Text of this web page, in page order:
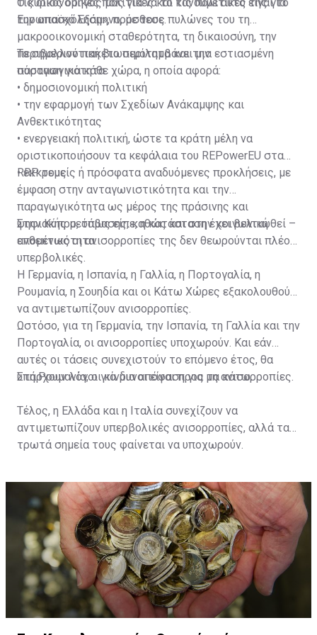
την απασχόληση», πρόσθεσε.
Ευρωπαϊκό Εξάμηνο, με τους πυλώνες του τη
μακροοικονομική σταθερότητα, τη δικαιοσύνη, την
περιβαλλοντική βιωσιμότητα και την
παραγωγικότητα.
Το σημερινό πακέτο περιλαμβάνει μια εστιασμένη
σύσταση για κάθε χώρα, η οποία αφορά:
• δημοσιονομική πολιτική
• την εφαρμογή των Σχεδίων Ανάκαμψης και
Ανθεκτικότητας
• ενεργειακή πολιτική, ώστε τα κράτη μέλη να
οριστικοποιήσουν τα κεφάλαια του REPowerEU στα
RRP τους
• εκκρεμείς ή πρόσφατα αναδυόμενες προκλήσεις, με
έμφαση στην ανταγωνιστικότητα και την
παραγωγικότητα ως μέρος της πράσινης και
ψηφιακής μετάβασης, καθώς και στην κοινωνική
ανθεκτικότητα.
Στην Κύπρο, όπως είπε, η κατάσταση έχει βελτιωθεί –
επομένως οι ανισορροπίες της δεν θεωρούνται πλέον
υπερβολικές.
Η Γερμανία, η Ισπανία, η Γαλλία, η Πορτογαλία, η
Ρουμανία, η Σουηδία και οι Κάτω Χώρες εξακολουθούν
να αντιμετωπίζουν ανισορροπίες.
Ωστόσο, για τη Γερμανία, την Ισπανία, τη Γαλλία και την
Πορτογαλία, οι ανισορροπίες υποχωρούν. Και εάν
αυτές οι τάσεις συνεχιστούν το επόμενο έτος, θα
υπάρχουν λόγοι για μια απόφαση για μη ανισορροπίες.
Στη Ρουμανία, οι κίνδυνοι είναι προς τα κάτω.
Τέλος, η Ελλάδα και η Ιταλία συνεχίζουν να
αντιμετωπίζουν υπερβολικές ανισορροπίες, αλλά τα
τρωτά σημεία τους φαίνεται να υποχωρούν.